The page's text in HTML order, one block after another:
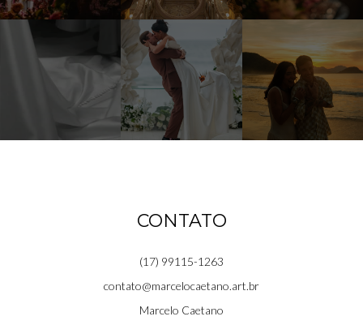
CONTATO
(17) 99115-1263
contato@marcelocaetano.art.br
Marcelo Caetano